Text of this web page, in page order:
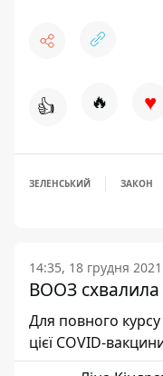
👍 🔥 ♥
ЗЕЛЕНСЬКИЙ ЗАКОН
14:35, 18 грудня 2021
ВООЗ
Для повного курсу
цієї COVID-